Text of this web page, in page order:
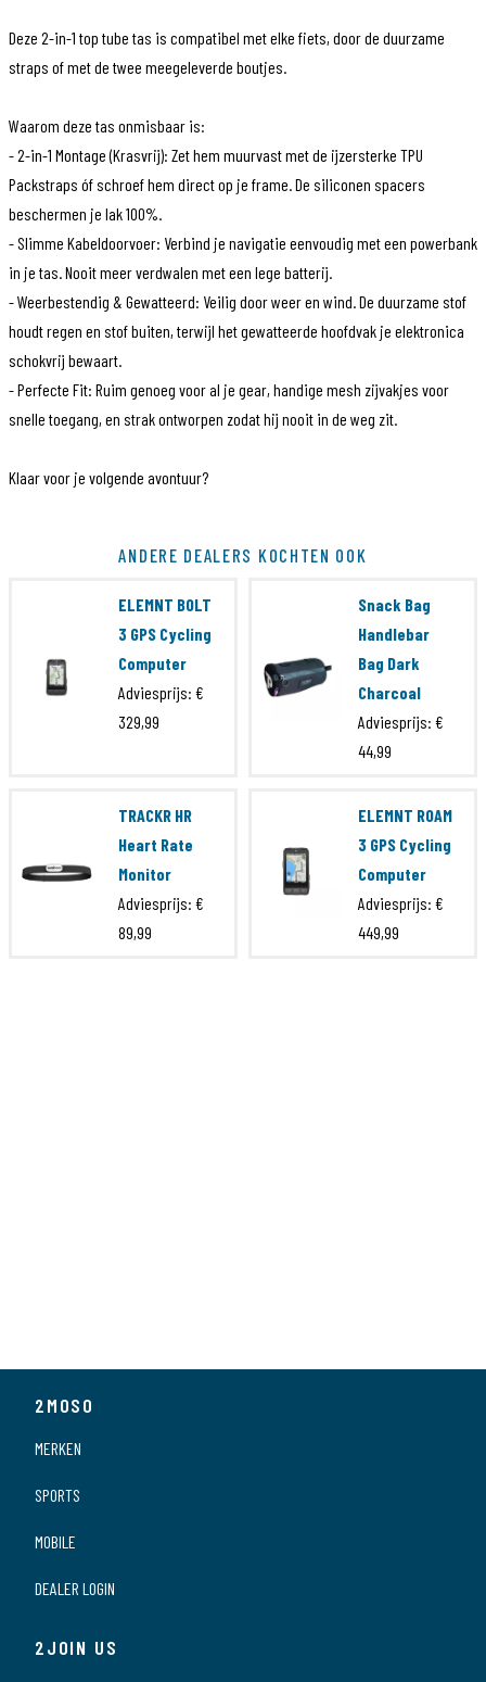
Deze 2-in-1 top tube tas is compatibel met elke fiets, door de duurzame
straps of met de twee meegeleverde boutjes.
Waarom deze tas onmisbaar is:
- 2-in-1 Montage (Krasvrij): Zet hem muurvast met de ijzersterke TPU
Packstraps óf schroef hem direct op je frame. De siliconen spacers
beschermen je lak 100%.
- Slimme Kabeldoorvoer: Verbind je navigatie eenvoudig met een powerbank
in je tas. Nooit meer verdwalen met een lege batterij.
- Weerbestendig & Gewatteerd: Veilig door weer en wind. De duurzame stof
houdt regen en stof buiten, terwijl het gewatteerde hoofdvak je elektronica
schokvrij bewaart.
- Perfecte Fit: Ruim genoeg voor al je gear, handige mesh zijvakjes voor
snelle toegang, en strak ontworpen zodat hij nooit in de weg zit.
Klaar voor je volgende avontuur?
THEPACK-06-01-01
Serie
Snack Bag
ANDERE DEALERS KOCHTEN OOK
ELEMNT BOLT
3 GPS Cycling
Computer
Adviesprijs: €
329,99
Snack Bag
Handlebar
Bag Dark
Charcoal
Adviesprijs: €
44,99
TRACKR HR
Heart Rate
Monitor
Adviesprijs: €
89,99
ELEMNT ROAM
3 GPS Cycling
Computer
Adviesprijs: €
449,99
2MOSO
MERKEN
SPORTS
MOBILE
DEALER LOGIN
2JOIN US